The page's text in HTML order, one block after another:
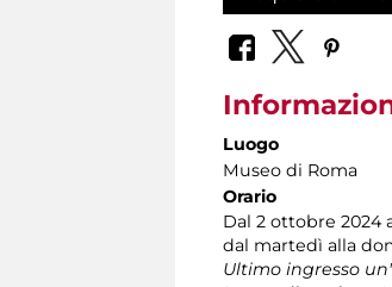
Luogo
Museo di Roma
Orario
Dal 2 ottobre 2024
dal martedì alla
Ultimo ingresso